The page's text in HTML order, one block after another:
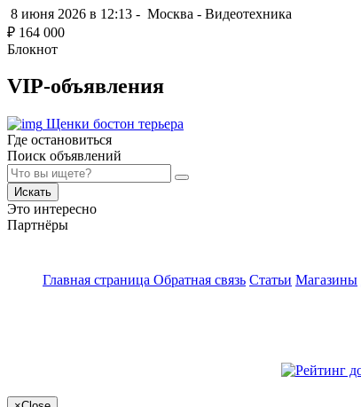
8 июня 2026 в 12:13 - Москва - Видеотехника
₽ 164 000
Блокнот
VIP-объявления
Щенки бостон терьера
Где остановиться
Поиск объявлений
Искать
Это интересно
Партнёры
Главная страница Обратная связь Статьи Магазины